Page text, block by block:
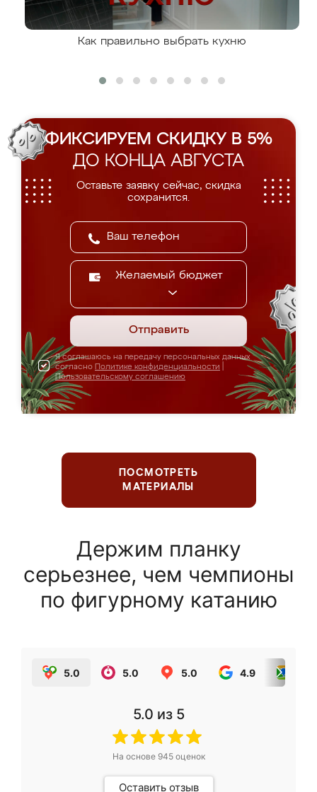
Как правильно выбрать кухню
ФИКСИРУЕМ СКИДКУ В 5%
ДО КОНЦА АВГУСТА
Оставьте заявку сейчас, скидка
сохранится.
Желаемый бюджет
Отправить
Я соглашаюсь на передачу персональных данных
согласно Политике конфиденциальности
Пользовательскому соглашению
ПОСМОТРЕТЬ
МАТЕРИАЛЫ
Держим планку
серьезнее, чем чемпионы
по фигурному катанию
5.0 5.0 5.0 4.9
5.0 из 5
На основе 945оценок
Оставить отзыв